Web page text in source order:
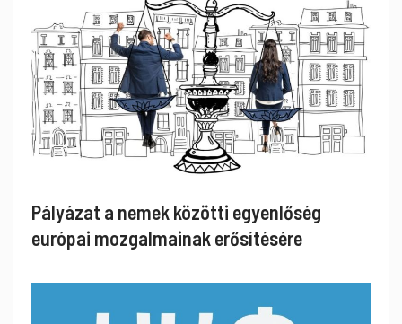
Pályázat a nemek közötti egyenlőség
európai mozgalmainak erősítésére